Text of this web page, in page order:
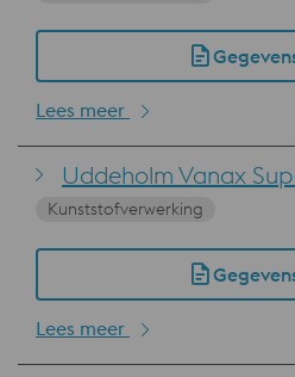
Lees meer
Uddeholm Vanax
Kunststofverwerking
Lees meer